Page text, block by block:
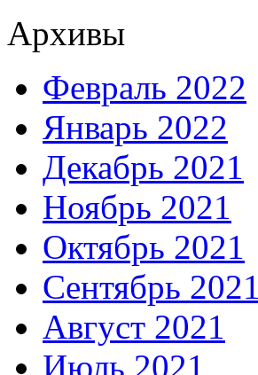
Архивы
Февраль 2022
Январь 2022
Декабрь 2021
Ноябрь 2021
Октябрь 2021
Сентябрь 2021
Август 2021
Июль 2021